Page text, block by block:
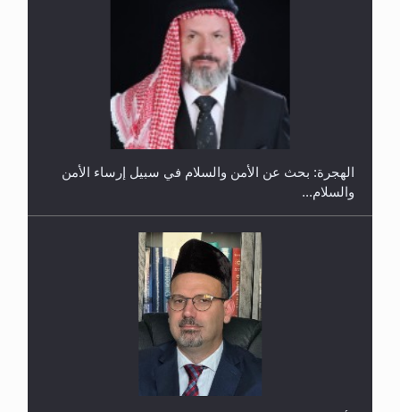
إتمام حفظ القرآن الكريم لثلاثة طلاب من مدرسة الحفظ
حفل توزيع الشهادات في الجامعة الأحمدية بنيجيريا لعام
الهجرة: بحث عن الأمن والسلام في سبيل إرساء الأمن
والسلام...